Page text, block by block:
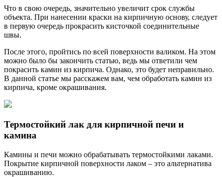
Что в свою очередь, значительно увеличит срок службы
объекта. При нанесении краски на кирпичную основу, следует
в первую очередь прокрасить кисточкой соединительные
швы.
После этого, пройтись по всей поверхности валиком. На этом
можно было бы закончить статью, ведь мы ответили чем
покрасить камин из кирпича. Однако, это будет неправильно.
В данной статье мы расскажем вам, чем обработать камин из
кирпича, кроме окрашивания.
Термостойкий лак для кирпичной печи и
камина
Камины и печи можно обрабатывать термостойкими лаками.
Покрытие кирпичной поверхности лаком – это альтернатива
окрашиванию.